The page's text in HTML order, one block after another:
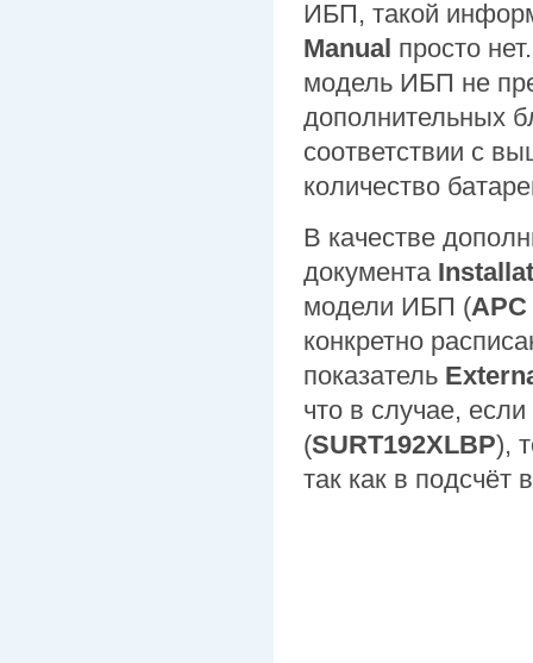
ИБП, такой
Manual просто
модель ИБП не
дополнительных
соответствии с
количество
В качестве
документа
модели ИБП (APC
конкретно
показатель
что в случае,
(SURT192XLBP),
так как в подсчёт